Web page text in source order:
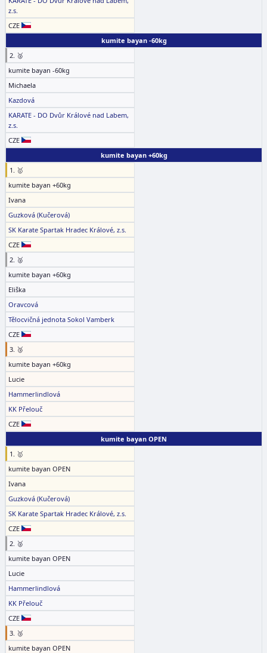
z.s.
CZE
kumite bayan -60kg
2. 🥈
kumite bayan -60kg
Michaela
Kazdová
KARATE - DO Dvůr Králové nad Labem,
z.s.
CZE
kumite bayan +60kg
1. 🥇
kumite bayan +60kg
Ivana
Guzková (Kučerová)
SK Karate Spartak Hradec Králové, z.s.
CZE
2. 🥈
kumite bayan +60kg
Eliška
Oravcová
Tělocvičná jednota Sokol Vamberk
CZE
3. 🥉
kumite bayan +60kg
Lucie
Hammerlindlová
KK Přelouč
CZE
kumite bayan OPEN
1. 🥇
kumite bayan OPEN
Ivana
Guzková (Kučerová)
SK Karate Spartak Hradec Králové, z.s.
CZE
2. 🥈
kumite bayan OPEN
Lucie
Hammerlindlová
KK Přelouč
CZE
3. 🥉
kumite bayan OPEN